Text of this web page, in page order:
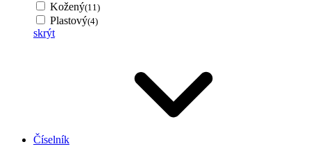
Kožený(11)
Plastový(4)
skrýt
Číselník